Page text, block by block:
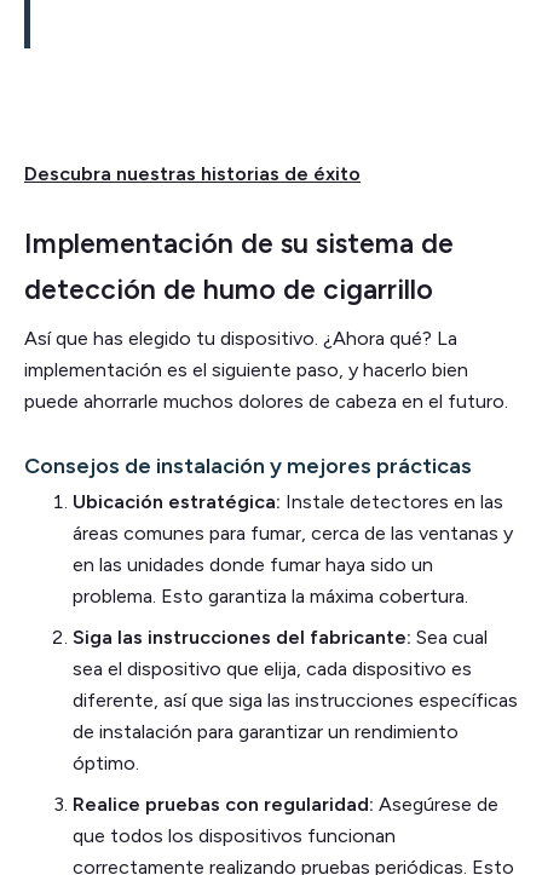
Descubra nuestras historias de éxito
Implementación de su sistema de
detección de humo de cigarrillo
Así que has elegido tu dispositivo. ¿Ahora qué? La
implementación es el siguiente paso, y hacerlo bien
puede ahorrarle muchos dolores de cabeza en el futuro.
Consejos de instalación y mejores prácticas
Ubicación estratégica: Instale detectores en las
áreas comunes para fumar, cerca de las ventanas y
en las unidades donde fumar haya sido un
problema. Esto garantiza la máxima cobertura.
Siga las instrucciones del fabricante: Sea cual
sea el dispositivo que elija, cada dispositivo es
diferente, así que siga las instrucciones específicas
de instalación para garantizar un rendimiento
óptimo.
Realice pruebas con regularidad: Asegúrese de
que todos los dispositivos funcionan
correctamente realizando pruebas periódicas. Esto